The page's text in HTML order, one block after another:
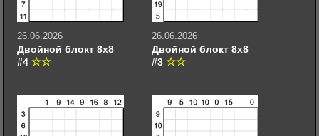
26.06.2026
Двойной блокт 8х8
#4
26.06.2026
Двойной блокт 8х8
#3